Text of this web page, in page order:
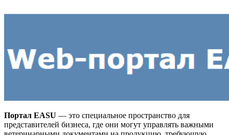
Портал EASU — это специальное пространство для
представителей бизнеса, где они могут управлять важными